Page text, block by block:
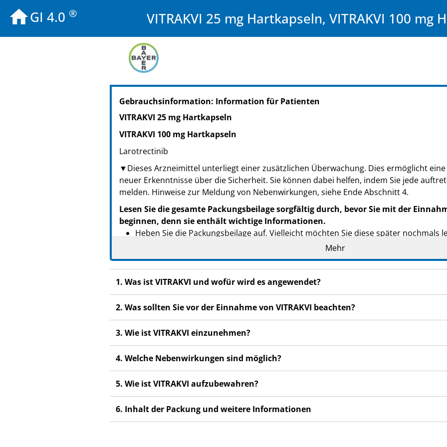
GI 4.0 ® VITRAKVI 25 mg Hartkapseln, VITRAKVI 100 mg
PZN: 15024331
PPN: 111502433167
NTIN: 04150150243317
Gebrauchsinformation: Information für Patienten
VITRAKVI 25 mg Hartkapseln
VITRAKVI 100 mg Hartkapseln
Larotrectinib
▼Dieses Arzneimittel unterliegt einer zusätzlichen Überwachung. Dies ermöglicht
neuer Erkenntnisse über die Sicherheit. Sie können dabei helfen, indem Sie jede
melden. Hinweise zur Meldung von Nebenwirkungen, siehe Ende Abschnitt 4.
Lesen Sie die gesamte Packungsbeilage sorgfältig durch, bevor Sie mit der
beginnen, denn sie enthält wichtige Informationen.
Heben Sie die Packungsbeilage auf. Vielleicht möchten Sie diese später nochmals
Wenn Sie weitere Fragen haben, wenden Sie sich an Ihren Arzt, Apotheker oder
Fachpersonal.
Dieses Arzneimittel wurde Ihnen persönlich verschrieben. Geben Sie es nicht an
Wenn Sie Nebenwirkungen bemerken, wenden Sie sich an Ihren Arzt, Apotheker
Fachpersonal. Dies gilt auch für Nebenwirkungen, die nicht in dieser
Abschnitt 4.
Diese Packungsbeilage ist so geschrieben, als würde sie von der Person, die das
gelesen. Wenn Sie dieses Arzneimittel Ihrem Kind verabreichen, ersetzen Sie bitte
„Ihr Kind“.
Mehr
1. Was ist VITRAKVI und wofür wird es angewendet?
2. Was sollten Sie vor der Einnahme von VITRAKVI beachten?
3. Wie ist VITRAKVI einzunehmen?
4. Welche Nebenwirkungen sind möglich?
5. Wie ist VITRAKVI aufzubewahren?
6. Inhalt der Packung und weitere Informationen